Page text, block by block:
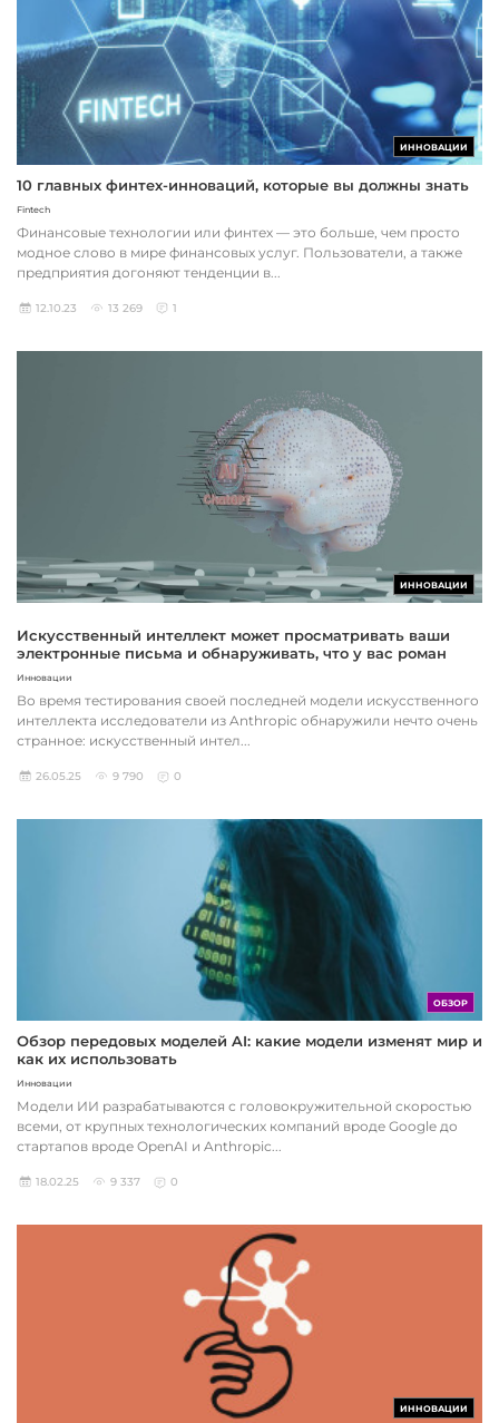
ИННОВАЦИИ
10 главных финтех-инноваций, которые вы должны знать
Fintech
Финансовые технологии или финтех — это больше, чем просто
модное слово в мире финансовых услуг. Пользователи, а также
предприятия догоняют тенденции в...
12.10.23 13 269 1
ИННОВАЦИИ
Искусственный интеллект может просматривать ваши
электронные письма и обнаруживать, что у вас роман
Инновации
Во время тестирования своей последней модели искусственного
интеллекта исследователи из Anthropic обнаружили нечто очень
странное: искусственный интел...
26.05.25 9 790 0
ОБЗОР
Обзор передовых моделей AI: какие модели изменят мир и
как их использовать
Инновации
Модели ИИ разрабатываются с головокружительной скоростью
всеми, от крупных технологических компаний вроде Google до
стартапов вроде OpenAI и Anthropic...
18.02.25 9 337 0
ИННОВАЦИИ